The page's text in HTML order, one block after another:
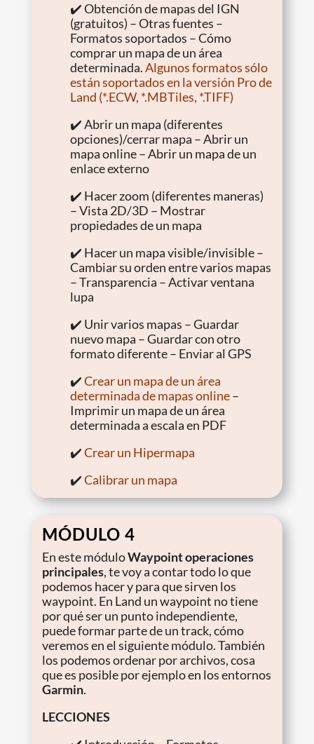
✔️ Obtención de mapas del IGN
(gratuitos) – Otras fuentes –
Formatos soportados – Cómo
comprar un mapa de un área
determinada.Algunos formatos sólo
están soportados en la versión Pro de
Land (*.ECW, *.MBTiles, *.TIFF)
✔️ Abrir un mapa (diferentes
opciones)/cerrar mapa – Abrir un
mapa online – Abrir un mapa de un
enlace externo
✔️ Hacer zoom (diferentes maneras)
– Vista 2D/3D – Mostrar
propiedades de un mapa
✔️ Hacer un mapa visible/invisible –
Cambiar su orden entre varios mapas
– Transparencia – Activar ventana
lupa
✔️ Unir varios mapas – Guardar
nuevo mapa – Guardar con otro
formato diferente – Enviar al GPS
✔️Crear un mapa de un área
determinada de mapas online–
Imprimir un mapa de un área
determinada a escala en PDF
✔️Crear un Hipermapa
✔️Calibrar un mapa
MÓDULO 4
En este móduloWaypoint operaciones
principales, te voy a contar todo lo que
podemos hacer y para que sirven los
waypoint. En Land un waypoint no tiene
por qué ser un punto independiente,
puede formar parte de un track, cómo
veremos en el siguiente módulo. También
los podemos ordenar por archivos, cosa
que es posible por ejemplo en los entornos
Garmin.
LECCIONES